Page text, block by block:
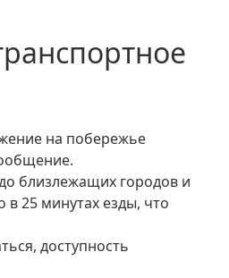
близлежащих городов и
в 25 минутах езды, что
доступность